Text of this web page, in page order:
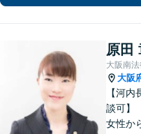
原田
大阪南
大阪
【河
談可】
女性か